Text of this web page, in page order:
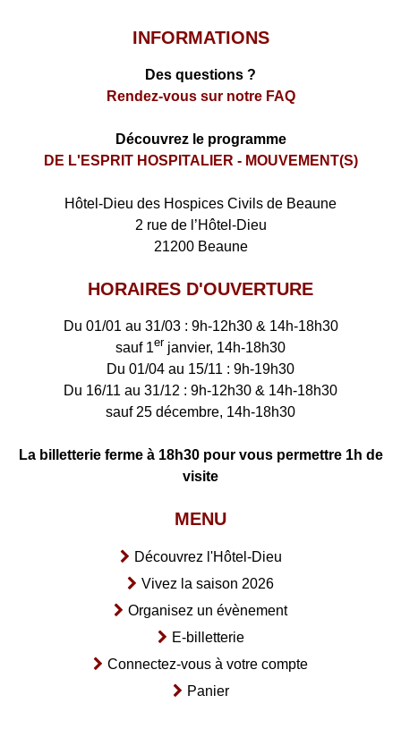
INFORMATIONS
Des questions ?
Rendez-vous sur notre FAQ
Découvrez le programme
DE L'ESPRIT HOSPITALIER - MOUVEMENT(S)
​Hôtel-Dieu des Hospices Civils de Beaune
2 rue de l’Hôtel-Dieu
21200 Beaune
HORAIRES D'OUVERTURE
Du 01/01 au 31/03 : 9h-12h30 & 14h-18h30
sauf 1er janvier, 14h-18h30
Du 01/04 au 15/11 : 9h-19h30
Du 16/11 au 31/12 : 9h-12h30 & 14h-18h30
sauf 25 décembre, 14h-18h30
La billetterie ferme à 18h30 pour vous permettre 1h de
visite
MENU
Découvrez l'Hôtel-Dieu
Vivez la saison 2026
Organisez un évènement
E-billetterie
Connectez-vous à votre compte
Panier